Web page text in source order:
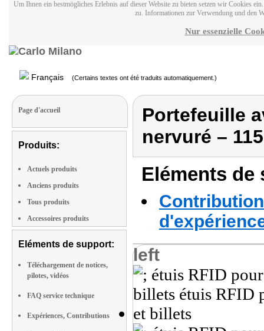
Um Ihnen ein bestmögliches Erlebnis auf dieser Website zu bieten setzen wir Cookies
zu. Informationen zur Verwendung und den
Nur essenzielle
Français (Certains textes ont été traduits automatiquement.)
Page d'accueil
Produits:
Actuels produits
Anciens produits
Tous produits
Accessoires produits
Eléments de support:
Téléchargement de notices,
pilotes, vidéos
FAQ service technique
Expériences, Contributions
Portefeuille
nervuré –
Eléments
left